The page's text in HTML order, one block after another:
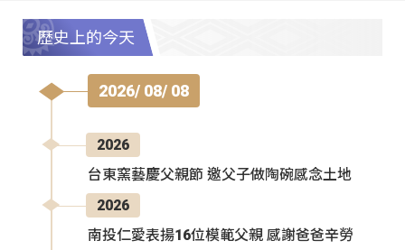
歷史上的今天
2026/ 08/ 08
2026
台東窯藝慶父親節 邀父子做陶碗感念土地
2026
南投仁愛表揚16位模範父親 感謝爸爸辛勞